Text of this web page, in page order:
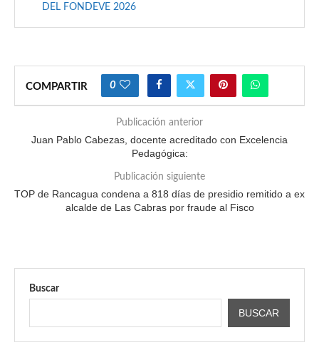
DEL FONDEVE 2026
COMPARTIR 0
Publicación anterior
Juan Pablo Cabezas, docente acreditado con Excelencia
Pedagógica:
Publicación siguiente
TOP de Rancagua condena a 818 días de presidio remitido a ex
alcalde de Las Cabras por fraude al Fisco
Buscar
BUSCAR